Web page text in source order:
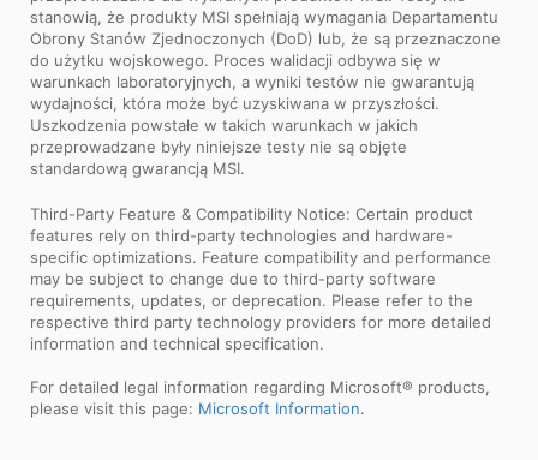
stanowią, że produkty MSI spełniają wymagania Departamentu
Obrony Stanów Zjednoczonych (DoD) lub, że są przeznaczone
do użytku wojskowego. Proces walidacji odbywa się w
warunkach laboratoryjnych, a wyniki testów nie gwarantują
wydajności, która może być uzyskiwana w przyszłości.
Uszkodzenia powstałe w takich warunkach w jakich
przeprowadzane były niniejsze testy nie są objęte
standardową gwarancją MSI.
Third-Party Feature & Compatibility Notice: Certain product
features rely on third-party technologies and hardware-
specific optimizations. Feature compatibility and performance
may be subject to change due to third-party software
requirements, updates, or deprecation. Please refer to the
respective third party technology providers for more detailed
information and technical specification.
For detailed legal information regarding Microsoft® products,
please visit this page: Microsoft Information.